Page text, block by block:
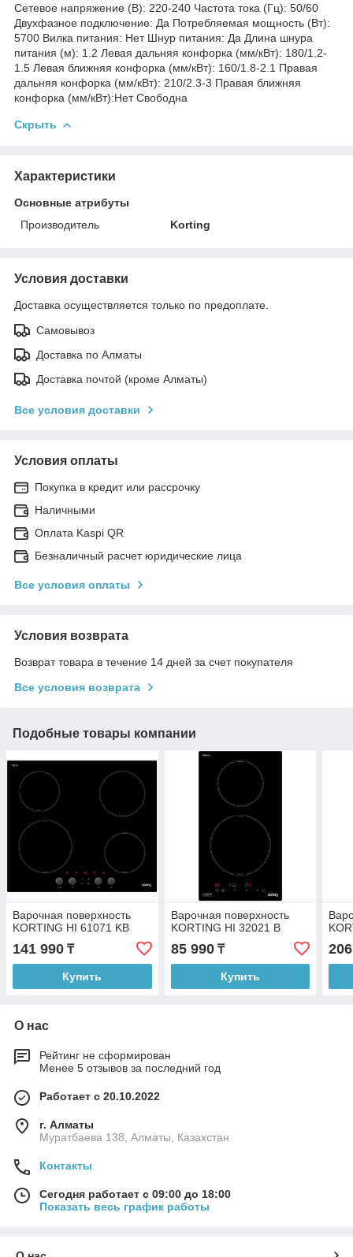
Сетевое напряжение (В): 220-240 Частота тока (Гц): 50/60
Двухфазное подключение: Да Потребляемая мощность (Вт):
5700 Вилка питания: Нет Шнур питания: Да Длина шнура
питания (м): 1.2 Левая дальняя конфорка (мм/кВт): 180/1.2-
1.5 Левая ближняя конфорка (мм/кВт): 160/1.8-2.1 Правая
дальняя конфорка (мм/кВт): 210/2.3-3 Правая ближняя
конфорка (мм/кВт):Нет Свободна
Скрыть
Характеристики
Основные атрибуты
Производитель
Korting
Условия доставки
Доставка осуществляется только по предоплате.
Самовывоз
Доставка по Алматы
Доставка почтой (кроме Алматы)
Все условия доставки
Условия оплаты
Покупка в кредит или рассрочку
Наличными
Оплата Kaspi QR
Безналичный расчет юридические лица
Все условия оплаты
Условия возврата
Возврат товара в течение 14 дней за счет покупателя
Все условия возврата
Подобные товары компании
Варочная поверхность
KORTING HI 61071 KB
141 990 ₸
Купить
Варочная поверхность
KORTING HI 32021 B
85 990₸
Купить
О нас
Рейтинг не сформирован
Менее 5 отзывов за последний год
Работает с 20.10.2022
г. Алматы
Муратбаева 138, Алматы, Казахстан
Контакты
Сегодня работает с 09:00 до 18:00
Показать весь график работы